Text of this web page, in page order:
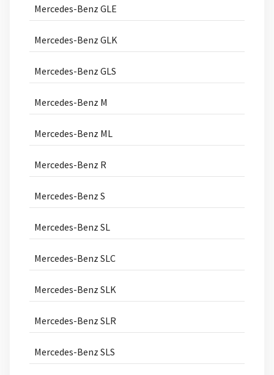
Mercedes-Benz GLE
Mercedes-Benz GLK
Mercedes-Benz GLS
Mercedes-Benz M
Mercedes-Benz ML
Mercedes-Benz R
Mercedes-Benz S
Mercedes-Benz SL
Mercedes-Benz SLC
Mercedes-Benz SLK
Mercedes-Benz SLR
Mercedes-Benz SLS